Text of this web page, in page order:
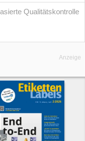
Qualitätskontrolle
Anzeige